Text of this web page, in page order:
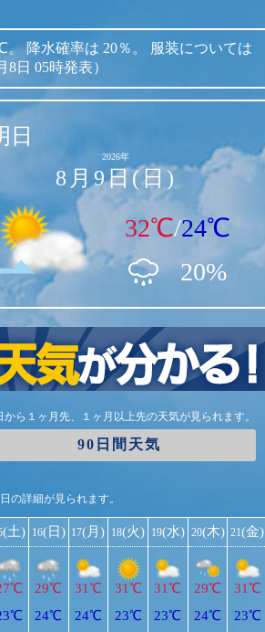
。 降水確率は 20％。
服装については
8日 05時発表）
日
2026年
8月9日(日)
32℃/24℃
20%
から１ヶ月先、１ヶ月以上先の天気が見られます。
90日間天気
の詳細が見られます。
(土) 16(日)
29℃
24℃
17(月)
31℃
24℃
18(火)
31℃
23℃
19(水)
31℃
23℃
20(木)
29℃
24℃
21(金)
31℃
23℃